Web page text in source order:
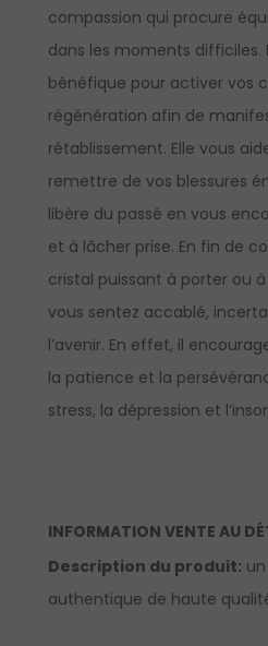
compassion qui procure
dans les moments difficiles.
bénéfique pour activer vos
régénération afin de
rétablissement. Elle vous
remettre de vos blessures
libère du passé en vous
et à lâcher prise. En fin de
cristal puissant à porter ou
vous sentez accablé,
l’avenir. En effet, il
la patience et la
stress, la dépression et
INFORMATION VENTE AU
Description du produit:
authentique de haute